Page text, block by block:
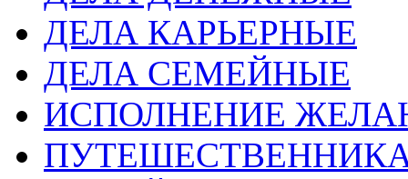
ДЕЛА КАРЬЕРНЫЕ
ДЕЛА СЕМЕЙНЫЕ
ИСПОЛНЕНИЕ